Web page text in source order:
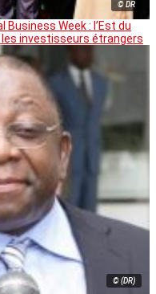
© DR
Week : l’Est du
investisseurs étrangers
© (DR)